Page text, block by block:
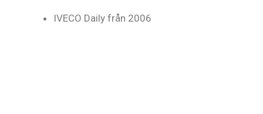
IVECO Daily från 2006